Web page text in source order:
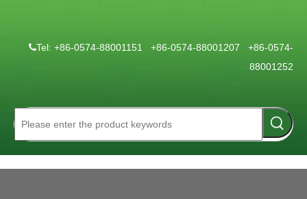
Tel: +86-0574-88001151 +86-0574-88001207 +86-0574-
88001252